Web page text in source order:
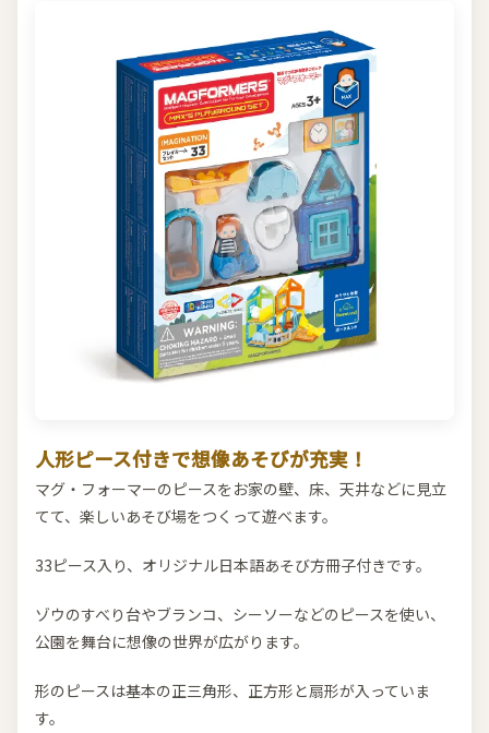
人形ピース付きで想像あそびが充実！
マグ・フォーマーのピースをお家の壁、床、天井などに見立
てて、楽しいあそび場をつくって遊べます。
33ピース入り、オリジナル日本語あそび方冊子付きです。
ゾウのすべり台やブランコ、シーソーなどのピースを使い、
公園を舞台に想像の世界が広がります。
形のピースは基本の正三角形、正方形と扇形が入っていま
す。